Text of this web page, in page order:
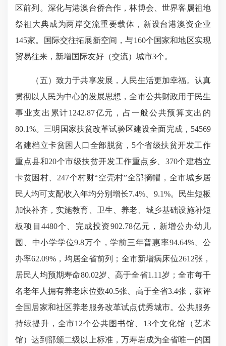
区前列。深化与港澳台侨合作，林博会、世界客属祖地
祭祖大典成为两岸交流重要载体，新设台港澳资企业
145家。国际交往拓展新空间，与160个国家和地区实现
贸易往来，新增国际友好（交流）城市3个。
（五）致力于共享发展，人民生活更加幸福。认真
贯彻以人民为中心的发展思想，全市公共财政用于民生
事业支出累计1242.87亿元，占一般公共预算支出的
80.1%。三明国家扶贫改革试验区建设全面完成，54569
名建档立卡贫困人口全部脱贫，5个省级扶贫开发工作
重点县和20个市级扶贫开发工作重点乡、370个建档立
卡贫困村、247个村财“空壳村”全部摘帽，全市城乡居
民人均可支配收入年均分别增长7.4%、9.1%。民生短板
加快补齐，实施教育、卫生、养老、城乡基础设施补短
板项目4480个、完成投资902.78亿元，新增公办幼儿
园、中小学学位9.8万个，学前三年普惠率94.64%、公
办率62.09%，均居全省前列；全市新增病床位2612张，
居民人均预期寿命80.02岁、高于全省1.11岁；全市每千
名老年人拥有养老床位数40.5张、高于全省3.4张，获评
全国居家和社区养老服务改革试点优秀城市。公共服务
持续提升，全市12个公共图书馆、13个文化馆（艺术
馆）达到部颁二级以上标准，万寿岩成为全省唯一的国